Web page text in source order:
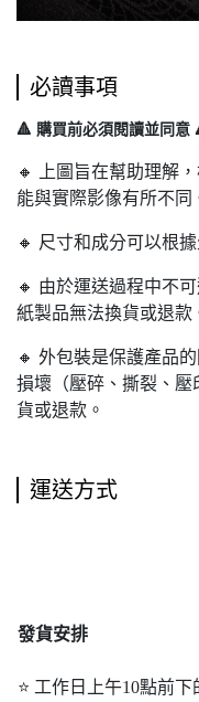
必讀事項
🔺 購買前必須閱讀並同意
🔸 上圖旨在幫助理解
能與實際影像有所不同
🔸 尺寸和成分可以根
🔸 由於運送過程中不
紙製品無法換貨或退款
🔸 外包裝是保護產品
損壞（壓碎、撕裂、
貨或退款。
運送方式
發貨安排
⭐ 工作日上午10點前下